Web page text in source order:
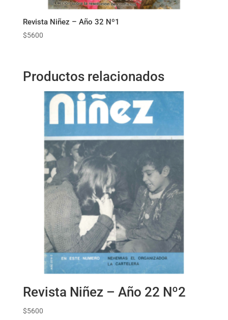
Revista Niñez – Año 32 Nº1
$5600
Productos relacionados
Revista Niñez – Año 22 Nº2
$5600